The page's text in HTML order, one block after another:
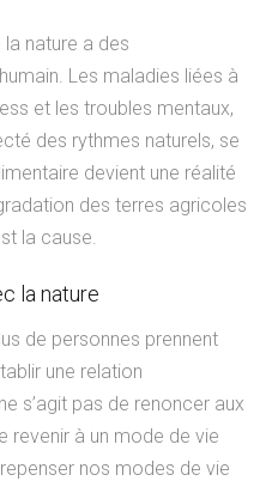
nature a des
Les maladies liées à
et les troubles mentaux,
des rythmes naturels, se
devient une réalité
des terres agricoles
la cause.
la nature
de personnes prennent
une relation
s’agit pas de renoncer aux
revenir à un mode de vie
nos modes de vie